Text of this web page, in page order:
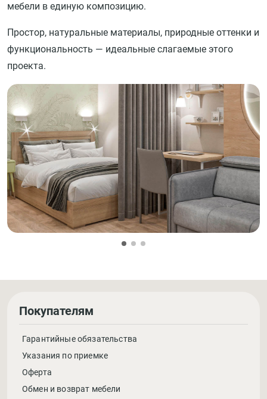
мебели в единую композицию.
Простор, натуральные материалы, природные оттенки и
функциональность — идеальные слагаемые этого
проекта.
Покупателям
Гарантийные обязательства
Указания по приемке
Оферта
Обмен и возврат мебели